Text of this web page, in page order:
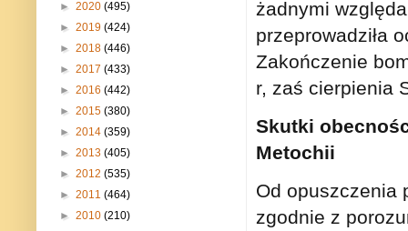
żadnymi
przeprowadziła
Zakończenie
r, zaś cierpienia
Skutki
Metochii
Od opuszczenia
zgodnie z
► 2020 (495)
► 2019 (424)
► 2018 (446)
► 2017 (433)
► 2016 (442)
► 2015 (380)
► 2014 (359)
► 2013 (405)
► 2012 (535)
► 2011 (464)
► 2010 (210)